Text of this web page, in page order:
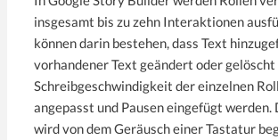
insgesamt bis zu zehn Interaktionen
können darin bestehen, dass Text
vorhandener Text geändert oder
Schreibgeschwindigkeit der einzelnen
angepasst und Pausen eingefügt werden.
wird von dem Geräusch einer Tastatur